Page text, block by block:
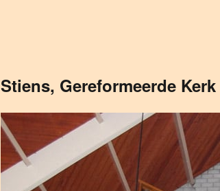
Stiens, Gereformeerde Kerk